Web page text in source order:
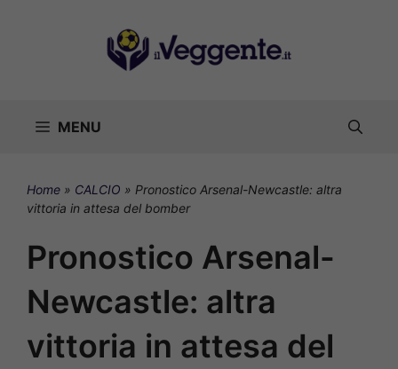
MENU
Home » CALCIO » Pronostico Arsenal-Newcastle: altra
vittoria in attesa del bomber
Pronostico Arsenal-
Newcastle: altra
vittoria in attesa del